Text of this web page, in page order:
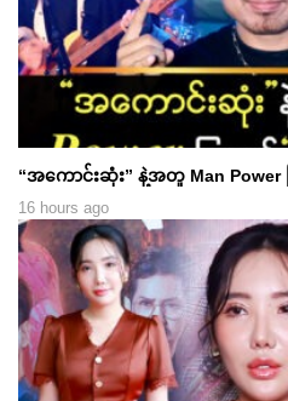
“အကောင်းဆုံး” နဲ့အတူ Man Power
16 hours ago